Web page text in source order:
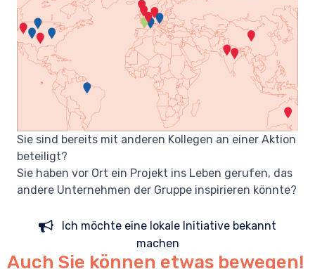
Sie sind bereits mit anderen Kollegen an einer Aktion
beteiligt?
Sie haben vor Ort ein Projekt ins Leben gerufen, das
andere Unternehmen der Gruppe inspirieren könnte?
Ich möchte eine lokale Initiative bekannt
machen
Auch Sie können etwas bewegen!